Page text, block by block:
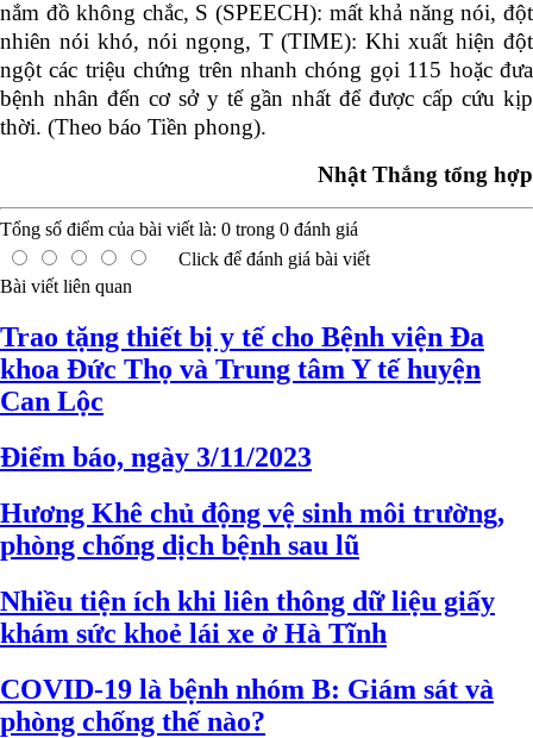
nắm đồ không chắc, S (SPEECH): mất khả năng nói, đột
nhiên nói khó, nói ngọng, T (TIME): Khi xuất hiện đột
ngột các triệu chứng trên nhanh chóng gọi 115 hoặc đưa
bệnh nhân đến cơ sở y tế gần nhất để được cấp cứu kịp
thời. (Theo báo Tiền phong).
Nhật Thắng tổng hợp
Tổng số điểm của bài viết là: 0 trong 0 đánh giá
Click để đánh giá bài viết
Bài viết liên quan
Trao tặng thiết bị y tế cho Bệnh viện Đa
khoa Đức Thọ và Trung tâm Y tế huyện
Can Lộc
Điểm báo, ngày 3/11/2023
Hương Khê chủ động vệ sinh môi trường,
phòng chống dịch bệnh sau lũ
Nhiều tiện ích khi liên thông dữ liệu giấy
khám sức khoẻ lái xe ở Hà Tĩnh
COVID-19 là bệnh nhóm B: Giám sát và
phòng chống thế nào?